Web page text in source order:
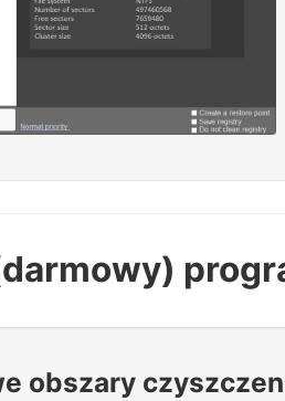
obszary